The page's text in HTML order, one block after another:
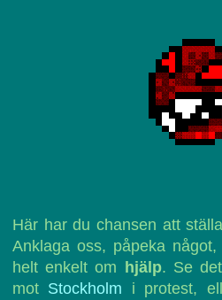
Här har du chansen att
Anklaga oss, påpeka
helt enkelt om
hjälp. Se
mot Stockholm i protest,